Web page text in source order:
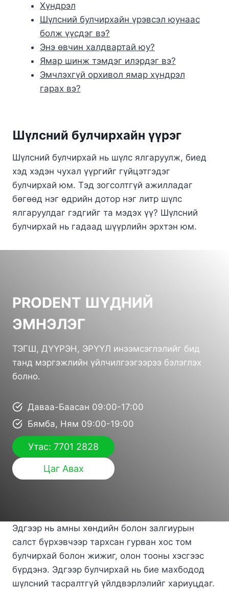
Хүндрэл
Шүлсний булчирхайн үрэвсэл юунаас
болж үүсдэг вэ?
Энэ өвчин халдвартай юу?
Ямар шинж тэмдэг илэрдэг вэ?
Эмчлэхгүй орхивол ямар хүндрэл
гарах вэ?
Шүлсний булчирхайн үүрэг
Шүлсний булчирхай нь шүлс ялгаруулж, биед
хэд хэдэн чухал үүргийг гүйцэтгэдэг
булчирхай юм. Тэд зогсолтгүй ажилладаг
бөгөөд нэг өдрийн дотор нэг литр шүлс
ялгаруулдаг гэдгийг та мэдэх үү? Шүлсний
булчирхай нь гадаад шүүрлийн эрхтэн юм.
PRODENT ШҮДНИЙ
ЭМНЭЛЭГ
ТЭГШ, ДҮҮРЭН, ЭРҮҮЛ инээмсэглэлийг бид
танд мэргэжлийн үйлчилгээгээрээ бэлэглэх
болно.
Даваа-Баасан 09:00-17:00
Бямба, Ням 09:00-19:00
Утас: 7701 2828
Цаг Авах
Эдгээр нь амны хөндийн болон залгиурын
салст бүрхэвчээр тархсан гурван хос том
булчирхай болон жижиг, олон тооны хэсгээс
бүрдэнэ. Эдгээр булчирхай нь бие махбодод
шүлсний тасралтгүй үйлдвэрлэлийг хариуцдаг.